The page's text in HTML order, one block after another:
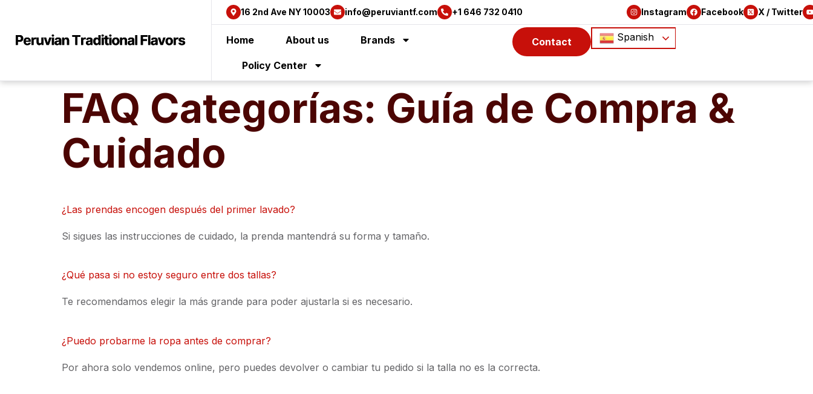
16 2nd Ave NY 10003 info@peruviantf.com +1 646 732 0410 Instagram Facebook X / Twitter
Home About us Brands
Policy Center
Contact Spanish
FAQ Categorías: Guía de Compra &
Cuidado
¿Las prendas encogen después del primer lavado?
Si sigues las instrucciones de cuidado, la prenda mantendrá su forma y tamaño.
¿Qué pasa si no estoy seguro entre dos tallas?
Te recomendamos elegir la más grande para poder ajustarla si es necesario.
¿Puedo probarme la ropa antes de comprar?
Por ahora solo vendemos online, pero puedes devolver o cambiar tu pedido si la talla no es la correcta.